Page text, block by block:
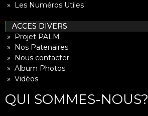
» Les Numéros Utiles
ACCES DIVERS
» Projet PALM
» Nos Patenaires
» Nous contacter
» Album Photos
» Vidéos
QUI SOMMES-NOUS?